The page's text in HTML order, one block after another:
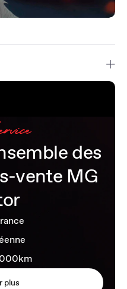
sièges sport bicolores en
des
vente MG
000km
plus